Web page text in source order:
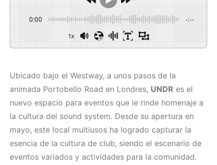
0:00 -:--
1x
Ubicado bajo el Westway, a unos pasos de la
animada Portobello Road en Londres, UNDR es el
nuevo espacio para eventos que le rinde homenaje a
la cultura del sound system. Desde su apertura en
mayo, este local multiusos ha logrado capturar la
esencia de la cultura de club, siendo el escenario de
eventos variados y actividades para la comunidad.